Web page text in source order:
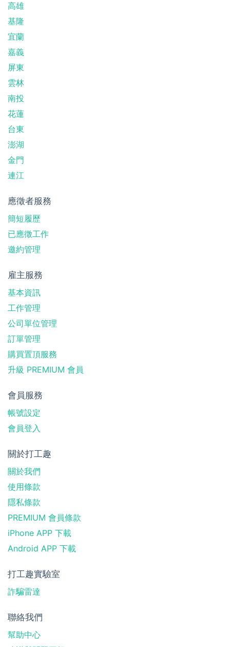
高雄
基隆
宜蘭
嘉義
屏東
雲林
南投
花蓮
台東
澎湖
金門
連江
應徵者服務
簡短履歷
已應徵工作
邀約管理
雇主服務
基本資訊
工作管理
公司單位管理
訂單管理
購買置頂服務
升級 PREMIUM 會員
會員服務
帳號設定
會員登入
關於打工趣
關於我們
使用條款
隱私條款
PREMIUM 會員條款
iPhone APP 下載
Android APP 下載
打工趣實驗室
詐騙雷達
聯絡我們
幫助中心